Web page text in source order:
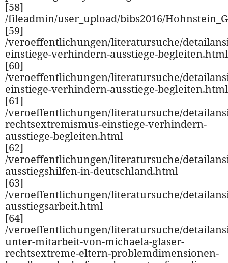
[58]
/fileadmin/user_upload/bibs2016/
[59]
/veroeffentlichungen/literatursuche/
einstiege-verhindern-ausstiege-begleiten.html
[60]
/veroeffentlichungen/literatursuche/
einstiege-verhindern-ausstiege-begleiten.html
[61]
/veroeffentlichungen/literatursuche/
rechtsextremismus-einstiege-verhindern-
ausstiege-begleiten.html
[62]
/veroeffentlichungen/literatursuche/
ausstiegshilfen-in-deutschland.html
[63]
/veroeffentlichungen/literatursuche/
ausstiegsarbeit.html
[64]
/veroeffentlichungen/literatursuche/
unter-mitarbeit-von-michaela-glaser-
rechtsextreme-eltern-problemdimensionen-